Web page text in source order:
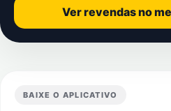
Ver revendas no
BAIXE O APLICATIVO